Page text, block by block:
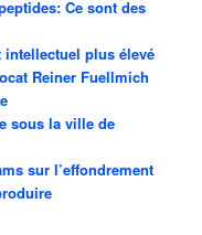
Ce sont des
intellectuel plus élevé
Reiner Fuellmich
sous la ville de
sur l’effondrement